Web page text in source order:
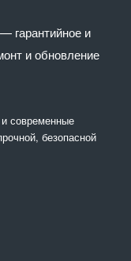
гарантийное и
и обновление
современные
безопасной